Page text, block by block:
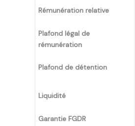
Rémunération relative
Plafond légal de
rémunération
Plafond de détention
Liquidité
Garantie FGDR